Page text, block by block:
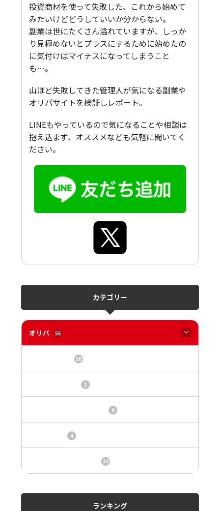
投資商材を使って失敗した、これから始めて
みたいけどどうしていいか分からない。
副業は世にたくさん溢れていますが、しっか
り見極めないとプラスにするために始めたの
に気付けばマイナスになってしまうこと
も…。
山ほど失敗してきた管理人が気になる副業や
オリパサイトを検証しレポート。
LINEもやっているので気になることや相談は
抱え込まず、オススメなども気軽に聞いてく
ださい。
カテゴリー
オリパ 55
20
1
9
4
24
ランキング